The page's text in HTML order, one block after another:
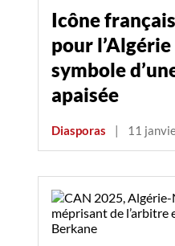
Icône
pour
symbole
apaisée
Diasporas | 11